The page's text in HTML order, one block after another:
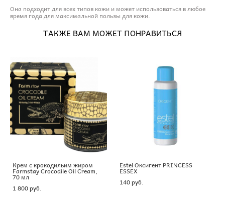
Она подходит для всех типов кожи и может использоваться в любое
время года для максимальной пользы для кожи.
ТАКЖЕ ВАМ МОЖЕТ ПОНРАВИТЬСЯ
Крем с крокодильим жиром
Farmstay Crocodile Oil Cream,
70 мл
1 800 pуб.
Estel Оксигент PRINCESS
ESSEX
140 pуб.